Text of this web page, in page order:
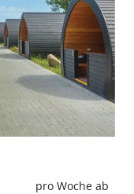
pro Woche ab